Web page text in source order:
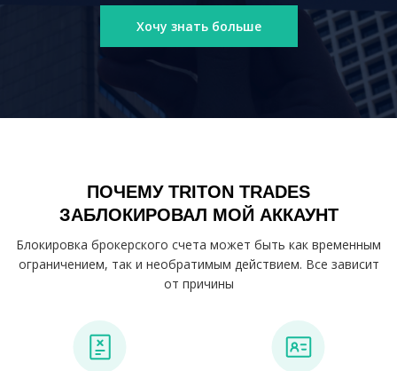
Хочу знать больше
ПОЧЕМУ TRITON TRADES
ЗАБЛОКИРОВАЛ МОЙ АККАУНТ
Блокировка брокерского счета может быть как временным
ограничением, так и необратимым действием. Все зависит
от причины